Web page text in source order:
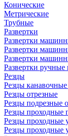
Конические
Метрические
Трубные
Развертки
Развертки
Развертки
Развертки
Развертки ручные
Резцы
Резцы канавочные
Резцы отрезные
Резцы подрезные
Резцы проходные
Резцы проходные
Резцы проходные